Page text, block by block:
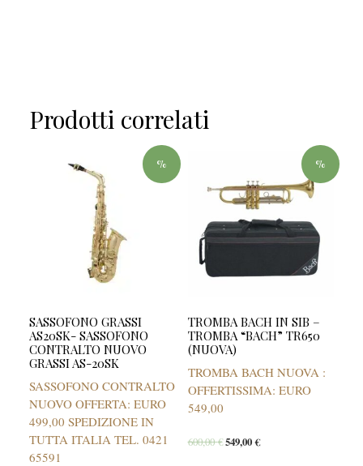
Prodotti correlati
%
SASSOFONO GRASSI
AS20SK- SASSOFONO
CONTRALTO NUOVO
GRASSI AS-20SK
SASSOFONO CONTRALTO
NUOVO OFFERTA: EURO
499,00 SPEDIZIONE IN
TUTTA ITALIA TEL. 0421
65591
%
TROMBA BACH IN SIB –
TROMBA “BACH” TR650
(NUOVA)
TROMBA BACH NUOVA :
OFFERTISSIMA: EURO
549,00
600,00€549,00€